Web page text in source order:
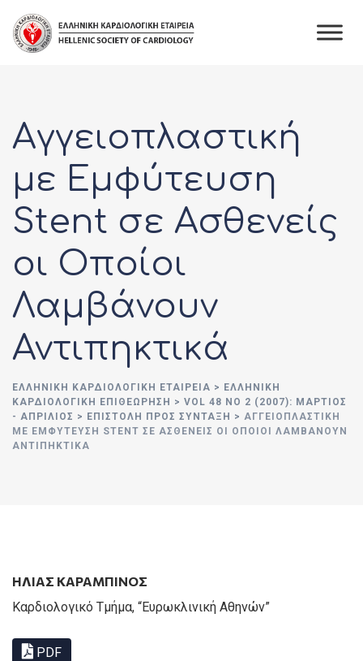
content
Αγγειοπλαστική
με Εμφύτευση
Stent σε Ασθενείς
οι Οποίοι
Λαμβάνουν
Αντιπηκτικά
ΕΛΛΗΝΙΚΉ ΚΑΡΔΙΟΛΟΓΙΚΉ ΕΤΑΙΡΕΊΑ > ΕΛΛΗΝΙΚΗ
ΚΑΡΔΙΟΛΟΓΙΚΗ ΕΠΙΘΕΩΡΗΣΗ > VOL 48 NO 2 (2007): ΜΆΡΤΙΟΣ
- ΑΠΡΊΛΙΟΣ > ΕΠΙΣΤΟΛΗ ΠΡΟΣ ΣΥΝΤΑΞΗ > ΑΓΓΕΙΟΠΛΑΣΤΙΚΉ
ΜΕ ΕΜΦΎΤΕΥΣΗ STENT ΣΕ ΑΣΘΕΝΕΊΣ ΟΙ ΟΠΟΊΟΙ ΛΑΜΒΆΝΟΥΝ
ΑΝΤΙΠΗΚΤΙΚΆ
ΗΛΊΑΣ ΚΑΡΑΜΠΊΝΟΣ
Καρδιολογικό Τμήμα, “Ευρωκλινική Αθηνών”
PDF